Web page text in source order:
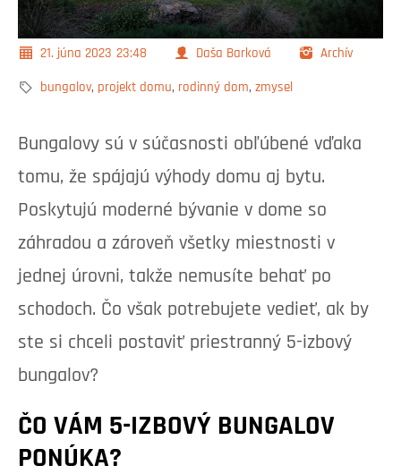
21. júna 2023 23:48 Daša Barková Archív
bungalov, projekt domu, rodinný dom, zmysel
Bungalovy sú v súčasnosti obľúbené vďaka
tomu, že spájajú výhody domu aj bytu.
Poskytujú moderné bývanie v dome so
záhradou a zároveň všetky miestnosti v
jednej úrovni, takže nemusíte behať po
schodoch. Čo však potrebujete vedieť, ak by
ste si chceli postaviť priestranný 5-izbový
bungalov?
ČO VÁM 5-IZBOVÝ BUNGALOV
PONÚKA?